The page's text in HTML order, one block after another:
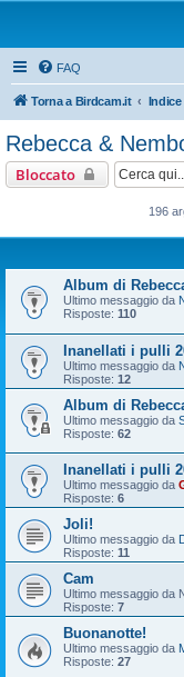
FAQ
Torna a Birdcam.it Indice
Rebecca &
Bloccato
196
Album di
Ultimo messaggio da
Risposte: 110
Inanellati i pulli
Ultimo messaggio da
Risposte: 12
Album di
Ultimo messaggio da
Risposte: 62
Inanellati i pulli
Ultimo messaggio da
Risposte: 6
Joli!
Ultimo messaggio da
Risposte: 11
Cam
Ultimo messaggio da
Risposte: 7
Buonanotte!
Ultimo messaggio da
Risposte: 27